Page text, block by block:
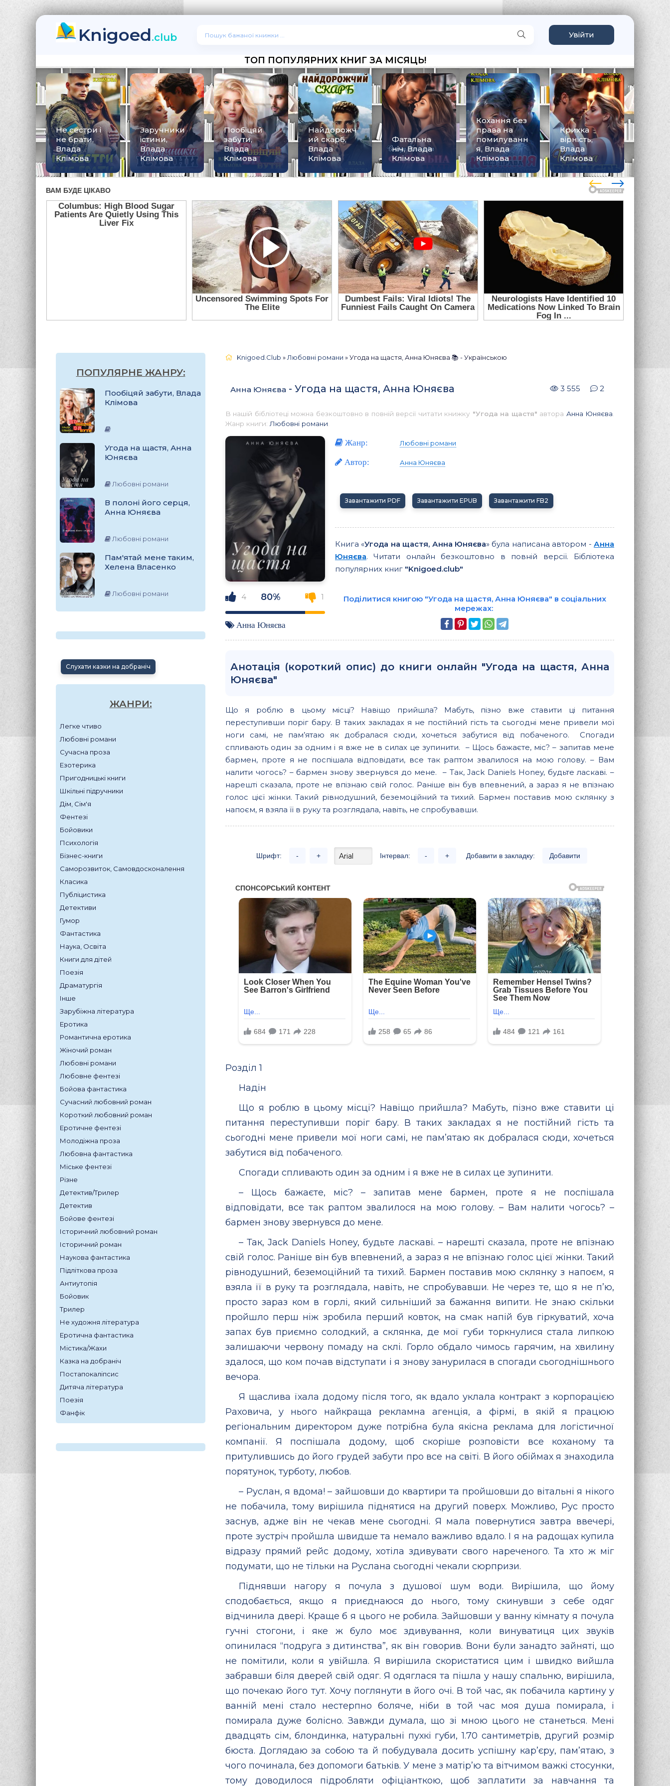
Knigoed.club Увійти
ТОП ПОПУЛЯРНИХ КНИГ ЗА МІСЯЦЬ!
Не сестри і
не брати,
Влада
Клімова
Заручники
істини,
Влада
Клімова
Пообіцяй
забути,
Влада
Клімова
Найдорожч
ий скарб,
Влада
Клімова
Фатальна
ніч, Влада
Клімова
Кохання без
права на
помилуванн
я, Влада
Клімова
Крихка
вірність,
Влада
Клімова
ПОПУЛЯРНЕ ЖАНРУ:
Пообіцяй забути, Влада
Клімова
Угода на щастя, Анна
Юняєва
Любовні романи
В полоні його серця,
Анна Юняєва
Любовні романи
Пам'ятай мене таким,
Хелена Власенко
Любовні романи
Слухати казки на добраніч
ЖАНРИ:
Легке чтиво
Любовні романи
Сучасна проза
Езотерика
Пригодницькі книги
Шкільні підручники
Дім, Сім'я
Фентезі
Бойовики
Психологія
Бізнес-книги
Саморозвиток, Самовдосконалення
Класика
Публіцистика
Детективи
Гумор
Фантастика
Наука, Освіта
Книги для дітей
Поезія
Драматургія
Інше
Зарубіжна література
Еротика
Романтична еротика
Жіночий роман
Любовні романи
Любовне фентезі
Бойова фантастика
Сучасний любовний роман
Короткий любовний роман
Еротичне фентезі
Молодіжна проза
Любовна фантастика
Міське фентезі
Різне
Детектив/Трилер
Детектив
Бойове фентезі
Історичний любовний роман
Історичний роман
Наукова фантастика
Підліткова проза
Антиутопія
Бойовик
Трилер
Не художня література
Еротична фантастика
Містика/Жахи
Казка на добраніч
Постапокаліпсис
Дитяча література
Поезія
Фанфік
Knigoed.Club » Любовні романи » Угода на щастя, Анна Юняєва 📚 - Українською
Анна Юняєва - Угода на щастя, Анна Юняєва 3 555 2
В нашій бібліотеці можна безкоштовно в повній версії читати книжку "Угода на щастя" автора Анна Юняєва
Жанр книги: Любовні романи
4 80% 1
Анна Юняєва
Жанр: Любовні романи
Автор: Анна Юняєва
Завантажити PDF Завантажити EPUB Завантажити FB2
Книга «Угода на щастя, Анна Юняєва» була написана автором -Анна
Юняєва. Читати онлайн безкоштовно в повній версії. Бібліотека
популярних книг "Knigoed.club"
Поділитися книгою "Угода на щастя, Анна Юняєва" в соціальних
мережах:
Анотація (короткий опис) до книги онлайн "Угода на щастя, Анна
Юняєва"
Що я роблю в цьому місці? Навіщо прийшла? Мабуть, пізно вже ставити ці питання
переступивши поріг бару. В таких закладах я не постійний гість та сьогодні мене привели мої
ноги самі, не пам’ятаю як добралася сюди, хочеться забутися від побаченого. Спогади
спливають один за одним і я вже не в силах це зупинити. – Щось бажаєте, міс? – запитав мене
бармен, проте я не поспішала відповідати, все так раптом звалилося на мою голову. – Вам
налити чогось? – бармен знову звернувся до мене. – Так, Jack Daniels Honey, будьте ласкаві. –
нарешті сказала, проте не впізнаю свій голос. Раніше він був впевнений, а зараз я не впізнаю
голос цієї жінки. Такий рівнодушний, беземоційний та тихий. Бармен поставив мою склянку з
напоєм, я взяла її в руку та розглядала, навіть, не спробувавши.
Шрифт: - + Інтервал: - + Добавити в закладку: Добавити
Розділ 1
Надін
Що я роблю в цьому місці? Навіщо прийшла? Мабуть, пізно вже ставити ці
питання переступивши поріг бару. В таких закладах я не постійний гість та
сьогодні мене привели мої ноги самі, не пам’ятаю як добралася сюди, хочеться
забутися від побаченого.
Спогади спливають один за одним і я вже не в силах це зупинити.
– Щось бажаєте, міс? – запитав мене бармен, проте я не поспішала
відповідати, все так раптом звалилося на мою голову. – Вам налити чогось? –
бармен знову звернувся до мене.
– Так, Jack Daniels Honey, будьте ласкаві. – нарешті сказала, проте не впізнаю
свій голос. Раніше він був впевнений, а зараз я не впізнаю голос цієї жінки. Такий
рівнодушний, беземоційний та тихий. Бармен поставив мою склянку з напоєм, я
взяла її в руку та розглядала, навіть, не спробувавши. Не через те, що я не п’ю,
просто зараз ком в горлі, який сильніший за бажання випити. Не знаю скільки
пройшло перш ніж зробила перший ковток, на смак напій був гіркуватий, хоча
запах був приємно солодкий, а склянка, де мої губи торкнулися стала липкою
залишаючи червону помаду на склі. Горло обдало чимось гарячим, на хвилину
здалося, що ком почав відступати і я знову занурилася в спогади сьогоднішнього
вечора.
Я щаслива їхала додому після того, як вдало уклала контракт з корпорацією
Раховича, у нього найкраща рекламна агенція, а фірмі, в якій я працюю
регіональним директором дуже потрібна була якісна реклама для логістичної
компанії. Я поспішала додому, щоб скоріше розповісти все коханому та
притулившись до його грудей забути про все на світі. В його обіймах я знаходила
порятунок, турботу, любов.
– Руслан, я вдома! – зайшовши до квартири та пройшовши до вітальні я нікого
не побачила, тому вирішила піднятися на другий поверх. Можливо, Рус просто
заснув, адже він не чекав мене сьогодні. Я мала повернутися завтра ввечері,
проте зустріч пройшла швидше та немало важливо вдало. І я на радощах купила
відразу прямий рейс додому, хотіла здивувати свого нареченого. Та хто ж міг
подумати, що не тільки на Руслана сьогодні чекали сюрпризи.
Піднявши нагору я почула з душової шум води. Вирішила, що йому
сподобається, якщо я приєднаюся до нього, тому скинувши з себе одяг
відчинила двері. Краще б я цього не робила. Зайшовши у ванну кімнату я почула
гучні стогони, і яке ж було моє здивування, коли винуватиця цих звуків
опинилася “подруга з дитинства”, як він говорив. Вони були занадто зайняті, що
не помітили, коли я увійшла. Я вирішила скористатися цим і швидко вийшла
забравши біля дверей свій одяг. Я одяглася та пішла у нашу спальню, вирішила,
що почекаю його тут. Хочу поглянути в його очі. В той час, як побачила картину у
ванній мені стало нестерпно боляче, ніби в той час моя душа помирала, і
помирала дуже болісно. Завжди думала, що зі мною цього не станеться. Мені
двадцять сім, блондинка, натуральні пухкі губи, 1.70 сантиметрів, другий розмір
бюста. Доглядаю за собою та й побудувала досить успішну кар’єру, пам’ятаю, з
чого починала, без допомоги батьків. У мене з матір’ю та вітчимом важкі стосунки,
тому доводилося підробляти офіціанткою, щоб заплатити за навчання та